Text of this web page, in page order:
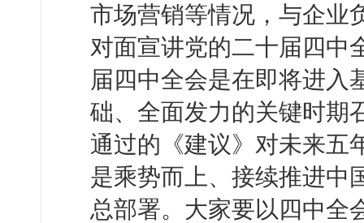
市场营销等情况，与企业
对面宣讲党的二十届四中
届四中全会是在即将进入
础、全面发力的关键时期
通过的《建议》对未来五
是乘势而上、接续推进中
总部署。大家要以四中全